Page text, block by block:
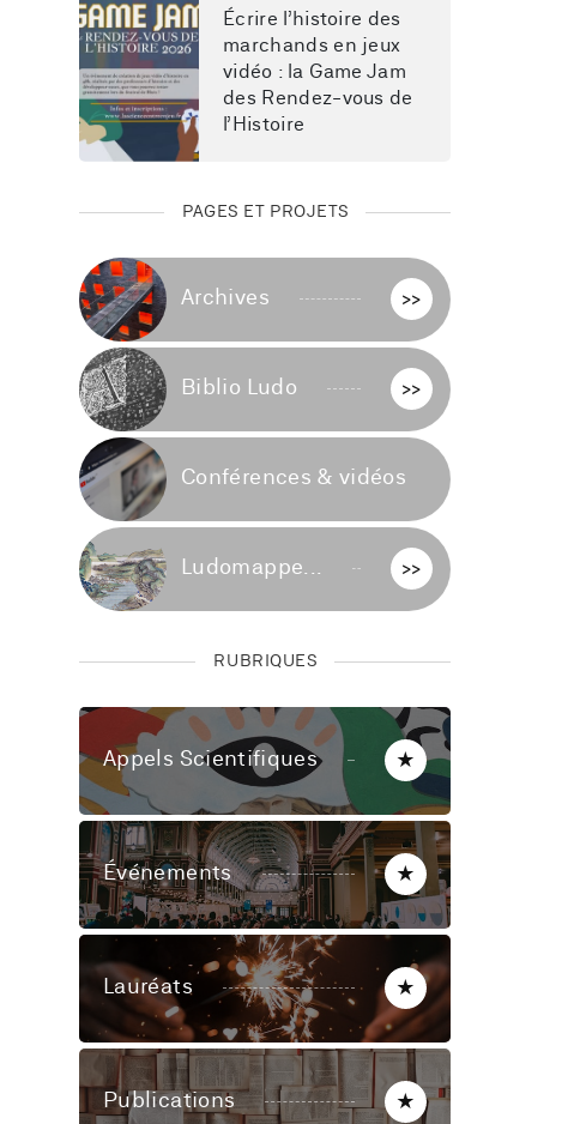
Écrire l’histoire des
marchands en jeux
vidéo : la Game Jam
des Rendez-vous de
l’Histoire
PAGES ET PROJETS
Archives >>
Biblio Ludo >>
Conférences & vidéos
Ludomappe... >>
RUBRIQUES
Appels Scientifiques ★
Événements ★
Lauréats ★
Publications ★